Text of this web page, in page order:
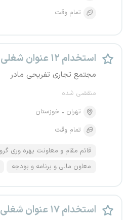
تمام وقت
استخدام ۱۲ عنوان شغلی
مجتمع تجاری تفریحی مادر
منقضی شده
تهران
خوزستان
تمام وقت
قائم مقام و معاونت بهره وری
معاون مالی و برنامه و بودجه
استخدام ۱۷ عنوان شغلی